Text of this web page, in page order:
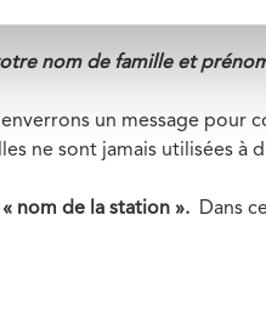
nom de famille et
un message pour
ne sont jamais utilisées à
« nom de la station ».
Dans